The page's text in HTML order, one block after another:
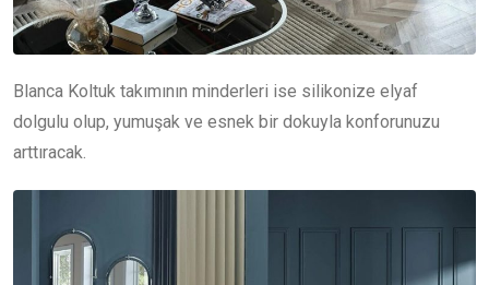
Blanca Koltuk takımının minderleri ise silikonize elyaf
dolgulu olup, yumuşak ve esnek bir dokuyla konforunuzu
arttıracak.